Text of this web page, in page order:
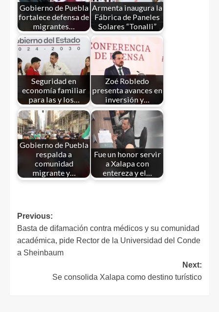
Gobierno de Puebla
fortalece defensa de
migrantes…
Armenta inaugura la
Fábrica de Paneles
Solares “Tonalli”
Seguridad en
economía familiar
para las y los…
Zoé Robledo
presenta avances en
inversión y…
Gobierno de Puebla
respalda a
comunidad
migrante y…
Fue un honor servir
a Xalapa con
entereza y el…
Previous:
Basta de difamación contra médicos y su comunidad
académica, pide Rector de la Universidad del Conde
a Sheinbaum
Next:
Se consolida Xalapa como destino turístico